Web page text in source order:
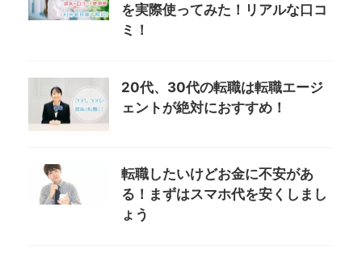
を実際使ってみた！リアルな口コ
ミ！
20代、30代の転職は転職エージ
ェントが絶対におすすめ！
転職したいけどお金に不安があ
る！まずはスマホ代を安くしまし
ょう